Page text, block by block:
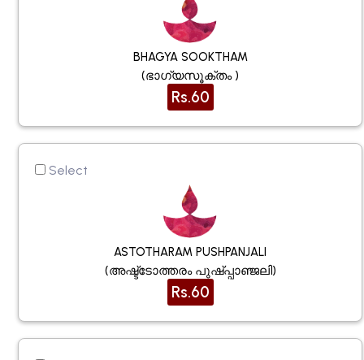
BHAGYA SOOKTHAM
(ഭാഗ്യസൂക്തം )
Rs.60
Select
ASTOTHARAM PUSHPANJALI
(അഷ്ട്ടോത്തരം പുഷ്പ്പാഞ്ജലി)
Rs.60